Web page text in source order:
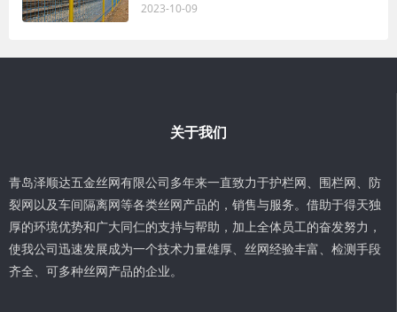
2023-10-09
关于我们
青岛泽顺达五金丝网有限公司多年来一直致力于护栏网、围栏网、防
裂网以及车间隔离网等各类丝网产品的，销售与服务。借助于得天独
厚的环境优势和广大同仁的支持与帮助，加上全体员工的奋发努力，
使我公司迅速发展成为一个技术力量雄厚、丝网经验丰富、检测手段
齐全、可多种丝网产品的企业。